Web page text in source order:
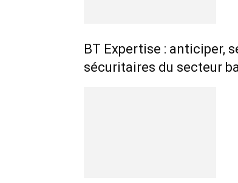
BT Expertise : anticiper,
sécuritaires du secteur